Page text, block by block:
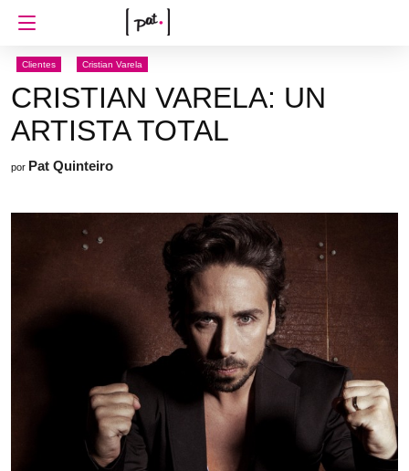
Clientes Cristian Varela
CRISTIAN VARELA: UN
ARTISTA TOTAL
por Pat Quinteiro